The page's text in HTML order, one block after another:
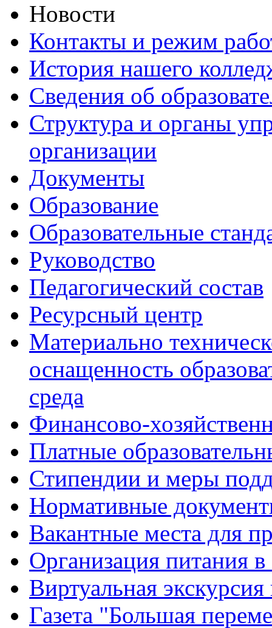
Новости
Контакты и режим
История нашего
Сведения об
Структура и органы
организации
Документы
Образование
Образовательные
Руководство
Педагогический состав
Ресурсный центр
Материально
оснащенность
среда
Финансово-
Платные
Стипендии и меры
Нормативные
Вакантные места для
Организация питания в
Виртуальная
Газета "Большая